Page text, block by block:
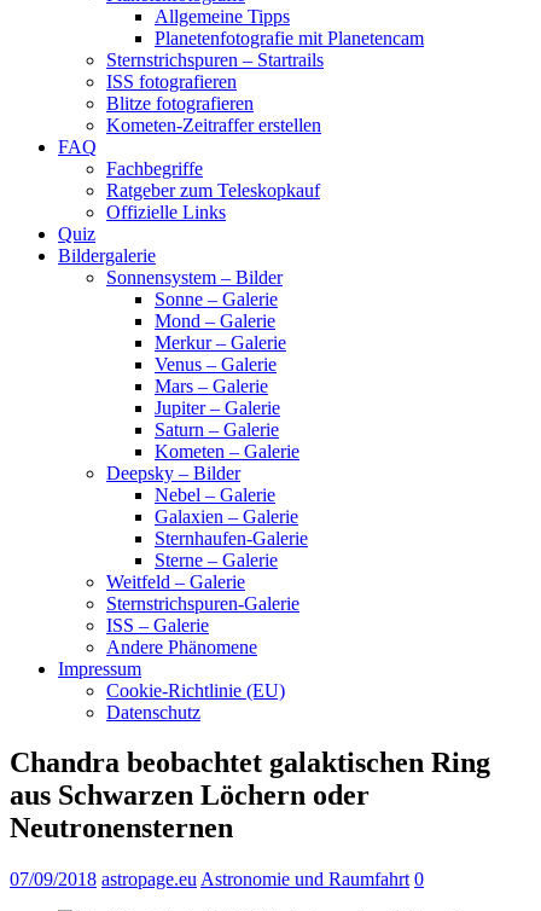
Allgemeine Tipps
Planetenfotografie mit Planetencam
Sternstrichspuren – Startrails
ISS fotografieren
Blitze fotografieren
Kometen-Zeitraffer erstellen
FAQ
Fachbegriffe
Ratgeber zum Teleskopkauf
Offizielle Links
Quiz
Bildergalerie
Sonnensystem – Bilder
Sonne – Galerie
Mond – Galerie
Merkur – Galerie
Venus – Galerie
Mars – Galerie
Jupiter – Galerie
Saturn – Galerie
Kometen – Galerie
Deepsky – Bilder
Nebel – Galerie
Galaxien – Galerie
Sternhaufen-Galerie
Sterne – Galerie
Weitfeld – Galerie
Sternstrichspuren-Galerie
ISS – Galerie
Andere Phänomene
Impressum
Cookie-Richtlinie (EU)
Datenschutz
Chandra beobachtet galaktischen Ring
aus Schwarzen Löchern oder
Neutronensternen
07/09/2018 astropage.eu Astronomie und Raumfahrt 0